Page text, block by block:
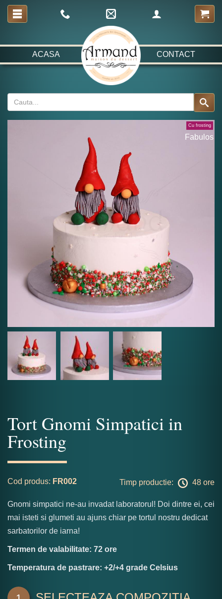
ACASA CONTACT
Cu frosting
Fabulos
Tort Gnomi Simpatici in
Frosting
Cod produs: FR002 Timp productie: 48 ore
Gnomi simpatici ne-au invadat laboratorul! Doi dintre ei, cei
mai isteti si glumeti au ajuns chiar pe tortul nostru dedicat
sarbatorilor de iarna!
Termen de valabilitate: 72 ore
Temperatura de pastrare: +2/+4 grade Celsius